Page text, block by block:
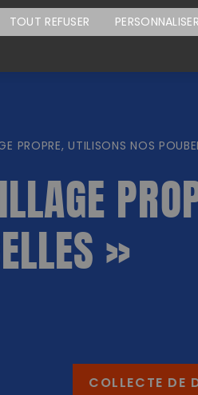
TOUT REFUSER
PERSONNALISER
CARTE DES ACTIONS
PROPRE, UTILISONS NOS
»
COLLECTE DE